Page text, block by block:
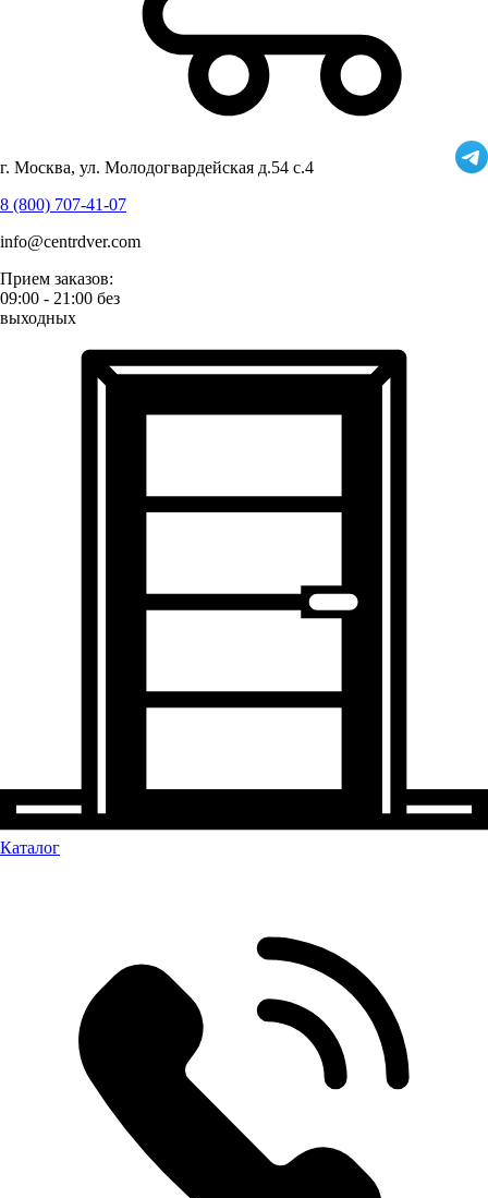
г. Москва, ул. Молодогвардейская д.54 с.4
8 (800) 707-41-07
info@centrdver.com
Прием заказов:
09:00 - 21:00 без
выходных
Каталог